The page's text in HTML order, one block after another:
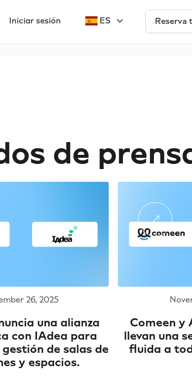
Iniciar sesión ES Reserva
de
26, 2025
una alianza
con IAdea para
de salas de
y espacios.
Comeen y
llevan una
fluida a